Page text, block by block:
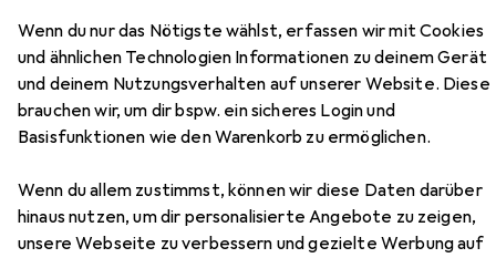
Wenn du nur das Nötigste wählst, erfassen wir mit Cookies
und ähnlichen Technologien Informationen zu deinem Gerät
und deinem Nutzungsverhalten auf unserer Website. Diese
brauchen wir, um dir bspw. ein sicheres Login und
Basisfunktionen wie den Warenkorb zu ermöglichen.
Wenn du allem zustimmst, können wir diese Daten darüber
hinaus nutzen, um dir personalisierte Angebote zu zeigen,
unsere Webseite zu verbessern und gezielte Werbung auf
Faber-Castell Bleistift Grip 2001 Two
Tone sw/blau 12er
HB, 12x
Zubehör für Faber-Castell
Bleistift Grip 2001 Two Tone